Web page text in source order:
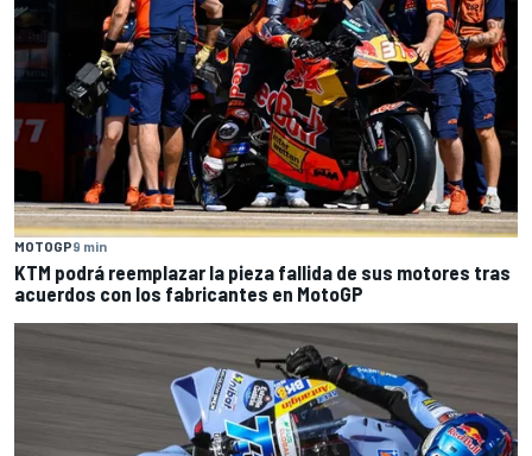
MOTOGP9 min
KTM podrá reemplazar la pieza fallida de sus motores tras
acuerdos con los fabricantes en MotoGP